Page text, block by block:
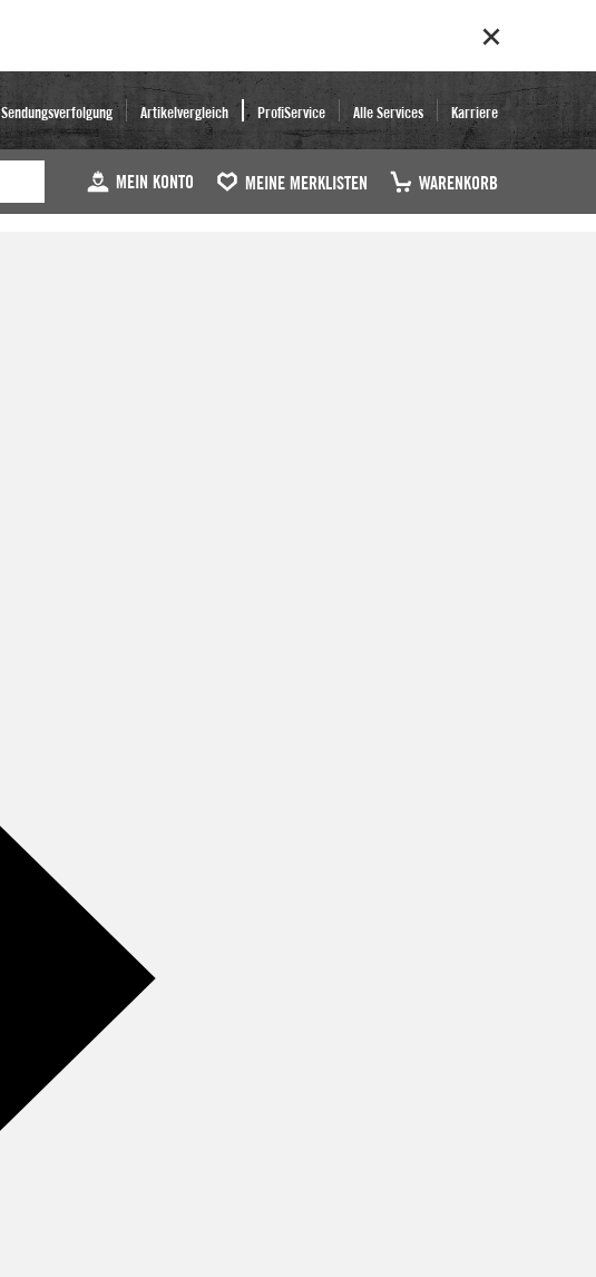
Sendungsverfolgung Artikelvergleich ProfiService Alle Services Karriere
MEIN KONTO MEINE MERKLISTEN WARENKORB